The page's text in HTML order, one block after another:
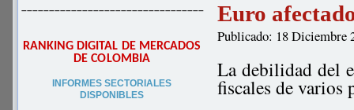
–––––––––––––––––––––––––––––––––
RANKING DIGITAL DE MERCADOS
DE COLOMBIA
INFORMES SECTORIALES
DISPONIBLES
Euro
Publicado: 18 Diciembre
La debilidad del
fiscales de varios